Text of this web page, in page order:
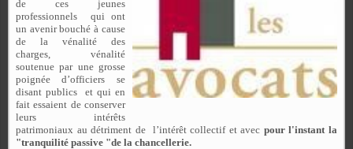
de ces jeunes
professionnels
qui ont
un avenir bouché à cause
de la vénalité des
charges, vénalité
soutenue par une grosse
poignée d’officiers se
disant publics
et qui en
fait essaient de conserver
leurs intérêts
patrimoniaux au détriment de
l’intérêt collectif et avec pour l'instant la
"tranquilité passive "de la chancellerie.